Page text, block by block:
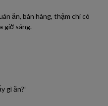
ăn, bán hàng, thậm chí có
giờ sáng.
gì ăn?”